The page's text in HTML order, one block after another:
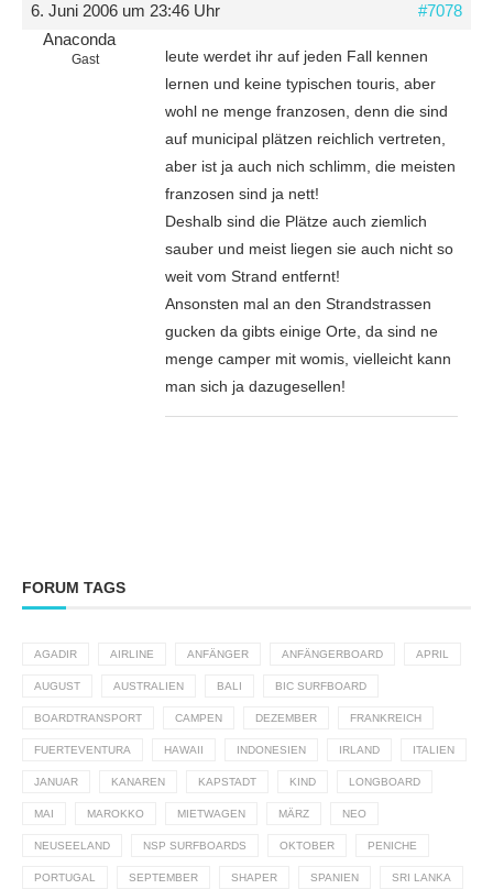
6. Juni 2006 um 23:46 Uhr
#7078
Anaconda
Gast
leute werdet ihr auf jeden Fall kennen
lernen und keine typischen touris, aber
wohl ne menge franzosen, denn die sind
auf municipal plätzen reichlich vertreten,
aber ist ja auch nich schlimm, die meisten
franzosen sind ja nett!
Deshalb sind die Plätze auch ziemlich
sauber und meist liegen sie auch nicht so
weit vom Strand entfernt!
Ansonsten mal an den Strandstrassen
gucken da gibts einige Orte, da sind ne
menge camper mit womis, vielleicht kann
man sich ja dazugesellen!
FORUM TAGS
AGADIR AIRLINE ANFÄNGER ANFÄNGERBOARD APRIL
AUGUST AUSTRALIEN BALI BIC SURFBOARD
BOARDTRANSPORT CAMPEN DEZEMBER FRANKREICH
FUERTEVENTURA HAWAII INDONESIEN IRLAND ITALIEN
JANUAR KANAREN KAPSTADT KIND LONGBOARD
MAI MAROKKO MIETWAGEN MÄRZ NEO
NEUSEELAND NSP SURFBOARDS OKTOBER PENICHE
PORTUGAL SEPTEMBER SHAPER SPANIEN SRI LANKA